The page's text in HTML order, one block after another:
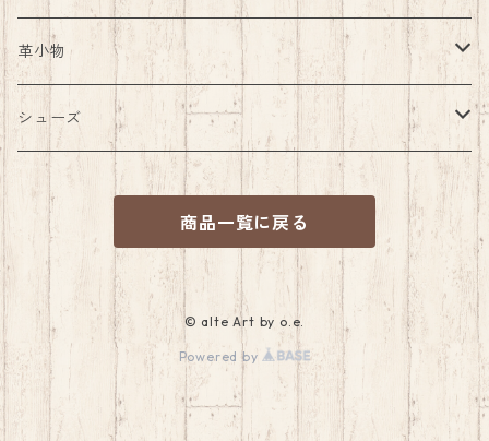
革小物
パス・コインケース
シューホーン(靴べら)
ベルト
カウボーイスタイル
シューズ
着せ替えサンダル
着せ替えアッパー
足首バングル
ベビーシューズ
ブーツスパッツ
キルトタン
商品一覧に戻る
© alte Art by o.e.
Powered by